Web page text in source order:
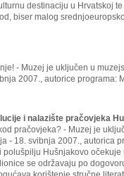
destinaciju u Hrvatskoj
biser malog
- Muzej je uključen u
2007., autorice programa:
i nalazište pračovjeka
pračovjeka? - Muzej je
- 18. svibnja 2007., autorica
polušpilju Hušnjakovo
se održavaju po